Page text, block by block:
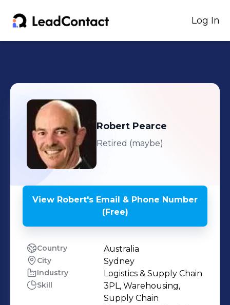
Log In
Robert Pearce
Retired (maybe)
View Robert's Email & Phone Number
(Free)
Country Australia
City Sydney
Industry Logistics & Supply Chain
Skill
3PL, Warehousing,
Supply Chain